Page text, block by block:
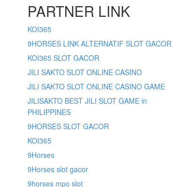
PARTNER LINK
KOI365
9HORSES LINK ALTERNATIF SLOT GACOR
KOI365 SLOT GACOR
JILI SAKTO SLOT ONLINE CASINO
JILI SAKTO SLOT ONLINE CASINO GAME
JILISAKTO BEST JILI SLOT GAME in
PHILIPPINES
9HORSES SLOT GACOR
KOI365
9Horses
9Horses slot gacor
9horses mpo slot